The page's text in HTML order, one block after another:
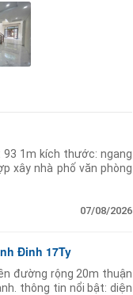
1m kích thước: ngang
xây nhà phố văn phòng
07/08/2026
Đinh 17Ty
đường rộng 20m thuận
thông tin nổi bật: diện